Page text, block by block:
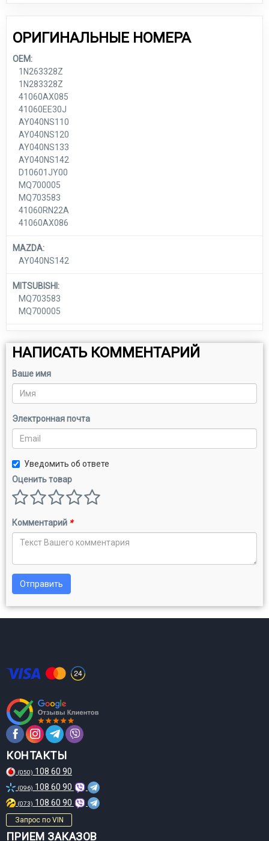
ОРИГИНАЛЬНЫЕ НОМЕРА
OEM:
1N263328Z
1N283328Z
41060AX085
41060EE30J
AY040NS110
AY040NS120
AY040NS133
AY040NS142
D10601JY00
MQ700005
MQ703583
41060RN22A
41060AX086
MAZDA:
AY040NS142
MITSUBISHI:
MQ703583
MQ700005
НАПИСАТЬ КОММЕНТАРИЙ
Ваше имя
Электронная почта
Уведомить об ответе
Оценить товар
Комментарий *
Отправить
КОНТАКТЫ
(050) 108 60 90
(096) 108 60 90
(073) 108 60 90
Запрос по VIN
ПРИЕМ ЗАКАЗОВ